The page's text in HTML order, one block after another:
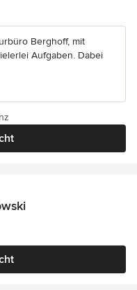
Berghoff, mit
Aufgaben. Dabei